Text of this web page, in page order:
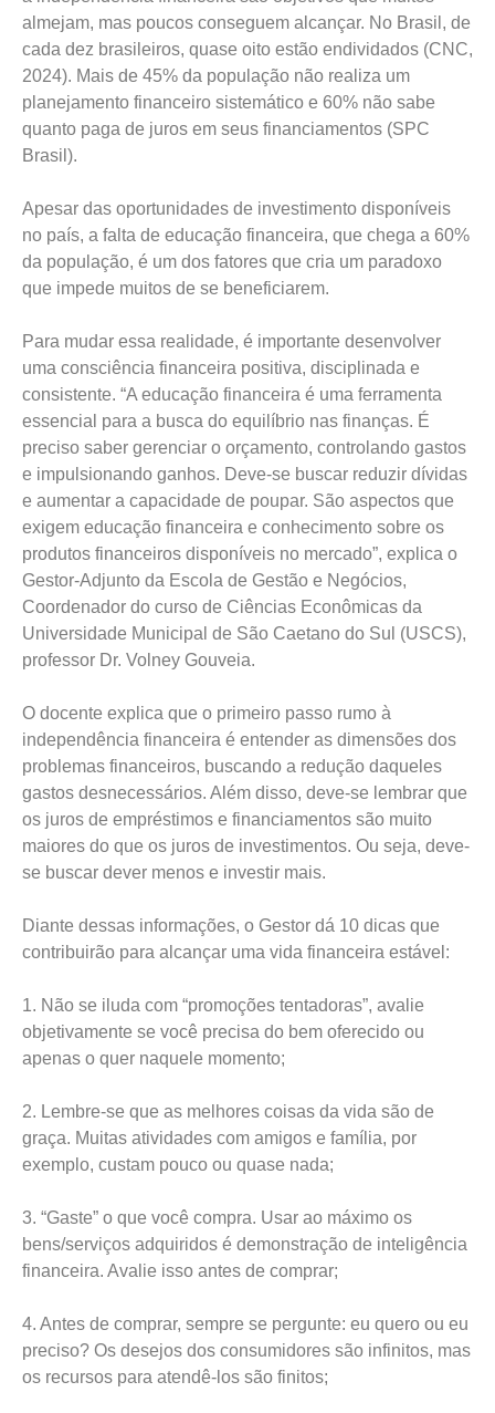
almejam, mas poucos conseguem alcançar. No Brasil, de
cada dez brasileiros, quase oito estão endividados (CNC,
2024). Mais de 45% da população não realiza um
planejamento financeiro sistemático e 60% não sabe
quanto paga de juros em seus financiamentos (SPC
Brasil).
Apesar das oportunidades de investimento disponíveis
no país, a falta de educação financeira, que chega a 60%
da população, é um dos fatores que cria um paradoxo
que impede muitos de se beneficiarem.
Para mudar essa realidade, é importante desenvolver
uma consciência financeira positiva, disciplinada e
consistente. “A educação financeira é uma ferramenta
essencial para a busca do equilíbrio nas finanças. É
preciso saber gerenciar o orçamento, controlando gastos
e impulsionando ganhos. Deve-se buscar reduzir dívidas
e aumentar a capacidade de poupar. São aspectos que
exigem educação financeira e conhecimento sobre os
produtos financeiros disponíveis no mercado”, explica o
Gestor-Adjunto da Escola de Gestão e Negócios,
Coordenador do curso de Ciências Econômicas da
Universidade Municipal de São Caetano do Sul (USCS),
professor Dr. Volney Gouveia.
O docente explica que o primeiro passo rumo à
independência financeira é entender as dimensões dos
problemas financeiros, buscando a redução daqueles
gastos desnecessários. Além disso, deve-se lembrar que
os juros de empréstimos e financiamentos são muito
maiores do que os juros de investimentos. Ou seja, deve-
se buscar dever menos e investir mais.
Diante dessas informações, o Gestor dá 10 dicas que
contribuirão para alcançar uma vida financeira estável:
1. Não se iluda com “promoções tentadoras”, avalie
objetivamente se você precisa do bem oferecido ou
apenas o quer naquele momento;
2. Lembre-se que as melhores coisas da vida são de
graça. Muitas atividades com amigos e família, por
exemplo, custam pouco ou quase nada;
3. “Gaste” o que você compra. Usar ao máximo os
bens/serviços adquiridos é demonstração de inteligência
financeira. Avalie isso antes de comprar;
4. Antes de comprar, sempre se pergunte: eu quero ou eu
preciso? Os desejos dos consumidores são infinitos, mas
os recursos para atendê-los são finitos;